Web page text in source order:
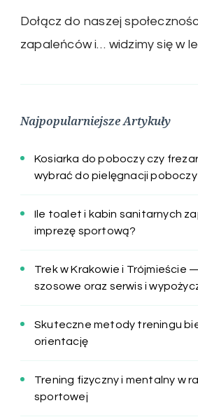
Dołącz do naszej
zapaleńców i… widzimy się w
Najpopularniejsze Artykuły
Kosiarka do poboczy czy
wybrać do pielęgnacji poboczy
Ile toalet i kabin sanitarnych
imprezę sportową?
Trek w Krakowie i Trójmieście
szosowe oraz serwis i
Skuteczne metody treningu
orientację
Trening fizyczny i mentalny w
sportowej